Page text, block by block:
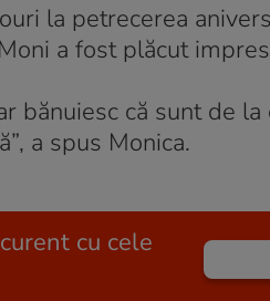
la petrecerea
a fost plăcut
bănuiesc că sunt de
a spus Monica.
cu cele